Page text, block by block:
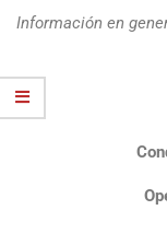
Información en